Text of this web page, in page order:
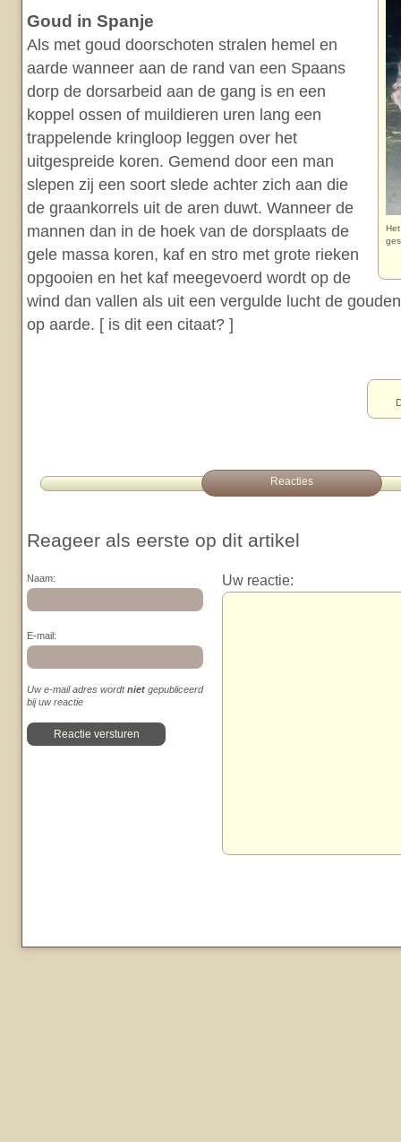
Goud in Spanje
Als met goud doorschoten stralen hemel en
aarde wanneer aan de rand van een Spaans
dorp de dorsarbeid aan de gang is en een
koppel ossen of muildieren uren lang een
trappelende kringloop leggen over het
uitgespreide koren. Gemend door een man
slepen zij een soort slede achter zich aan die
de graankorrels uit de aren duwt. Wanneer de
mannen dan in de hoek van de dorsplaats de
gele massa koren, kaf en stro met grote rieken
opgooien en het kaf meegevoerd wordt op de
wind dan vallen als uit een vergulde lucht de
op aarde. [ is dit een citaat? ]
Reacties
Reageer als eerste op dit artikel
Naam:
E-mail:
Uw e-mail adres wordtniet gepubliceerd
bij uw reactie
Uw reactie: